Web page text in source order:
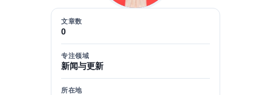
文章数
0
专注领域
新闻与更新
所在地